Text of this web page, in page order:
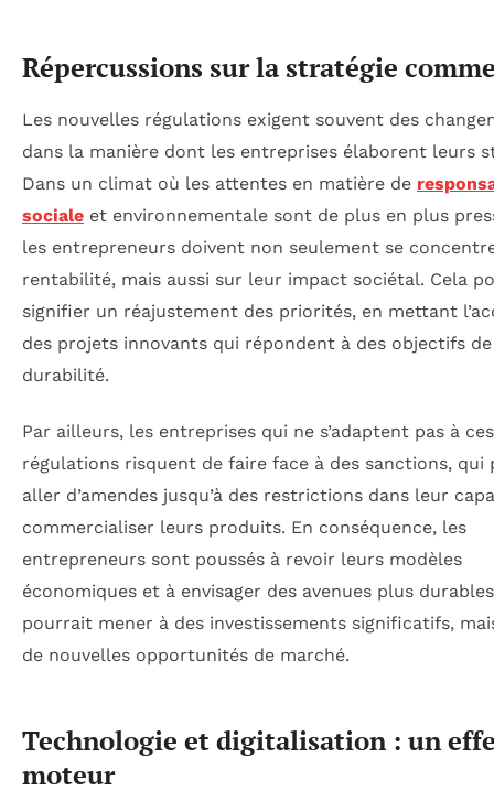
Répercussions sur la stratégie
Les nouvelles régulations exigent souvent des
dans la manière dont les entreprises élaborent leurs
Dans un climat où les attentes en matière de
sociale et environnementale sont de plus en plus
les entrepreneurs doivent non seulement se
rentabilité, mais aussi sur leur impact sociétal. Cela
signifier un réajustement des priorités, en mettant
des projets innovants qui répondent à des objectifs de
durabilité.
Par ailleurs, les entreprises qui ne s’adaptent pas à ces
régulations risquent de faire face à des sanctions, qui
aller d’amendes jusqu’à des restrictions dans leur
commercialiser leurs produits. En conséquence, les
entrepreneurs sont poussés à revoir leurs modèles
économiques et à envisager des avenues plus
pourrait mener à des investissements significatifs,
de nouvelles opportunités de marché.
Technologie et digitalisation : un
moteur